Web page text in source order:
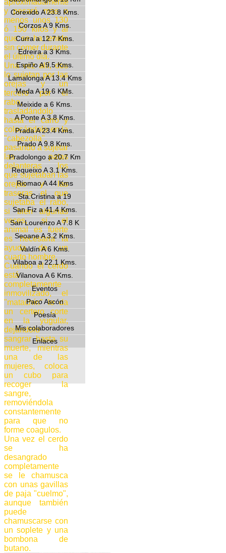
aproximadamente
y pesará mas o
menos unos 130
ó 150 kilos y al
que se ha tenido
sin comer durante
el último día.
Una vez allí, dos
lo sujetan por las
orejas y un
tercero por el
rabo,
trasladándolo
hasta el carro y
colocándolo en la
"cabezolla",
pasando a sujetar
las patas
delanteras los
que sujetaban las
orejas y las
traseras el que
sujetaba el rabo,
si bien algunas
veces, si el
animal es fuerte
es necesaria la
ayuda de un
cuarto hombre.
Cuando el cerdo
está
completamenrte
inmovilizado, el
"matachín" le da
un certero corte
en la yugular,
dejándolo
sangrar hasta su
muerte, mientras
una de las
mujeres, coloca
un cubo para
recoger la
sangre,
removiéndola
constantemente
para que no
forme coagulos.
Una vez el cerdo
se ha
desangrado
completamente
se le chamusca
con unas gavillas
de paja "cuelmo",
aunque también
puede
chamuscarse con
un soplete y una
bombona de
butano.
Corexido A 23.8 Kms.
Corzos A 9 Kms.
Curra a 12.7 Kms.
Edreira a 3 Kms.
Espiño A 9.5 Kms.
Lamalonga A 13.4 Kms
Meda A 19.6 KMs.
Meixide a 6 Kms.
A Ponte A 3.8 Kms.
Prada A 23.4 Kms.
Prado A 9.8 Kms.
Pradolongo a 20.7 Km
Requeixo A 3.1 Kms.
Riomao A 44 Kms
Sta.Cristina a 19
San Fiz a 41.4 Kms.
San Lourenzo A 7.8 K
Seoane A 3.2 Kms.
Valdín A 6 Kms.
Vilaboa a 22.1 Kms.
Vilanova A 6 Kms.
Eventos
Paco Ascón
Poesía
Mis colaboradores
Enlaces